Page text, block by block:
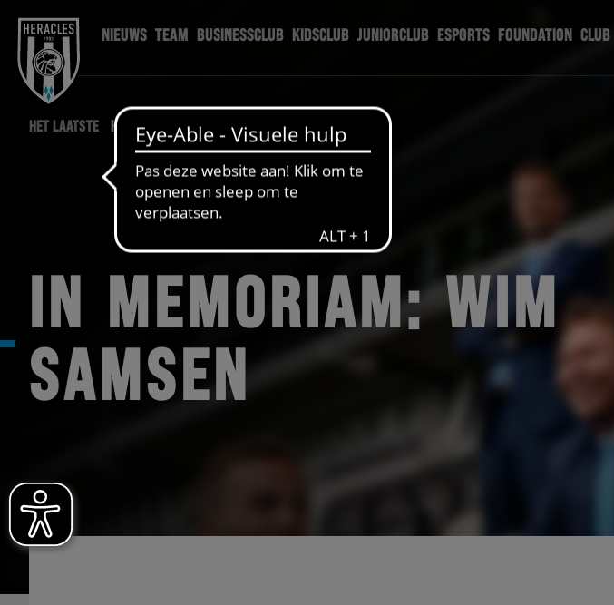
NIEUWS TEAM BUSINESSCLUB KIDSCLUB JUNIORCLUB ESPORTS FOUNDATION CLUB
HET LAATSTE HERACLES NIEUWS
IN MEMORIAM: WIM
SAMSEN